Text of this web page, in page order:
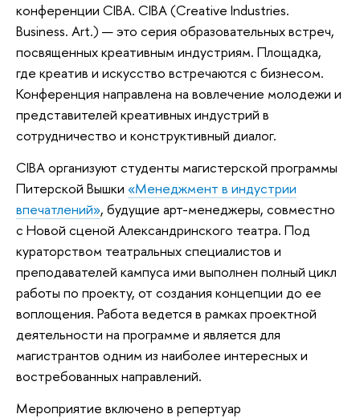
конференции CIBA. CIBA (Creative Industries.
Business. Art.) — это серия образовательных встреч,
посвященных креативным индустриям. Площадка,
где креатив и искусство встречаются с бизнесом.
Конференция направлена на вовлечение молодежи и
представителей креативных индустрий в
сотрудничество и конструктивный диалог.
CIBA организуют студенты магистерской программы
Питерской Вышки «Менеджмент в индустрии
впечатлений», будущие арт-менеджеры, совместно
с Новой сценой Александринского театра. Под
кураторством театральных специалистов и
преподавателей кампуса ими выполнен полный цикл
работы по проекту, от создания концепции до ее
воплощения. Работа ведется в рамках проектной
деятельности на программе и является для
магистрантов одним из наиболее интересных и
востребованных направлений.
Мероприятие включено в репертуар